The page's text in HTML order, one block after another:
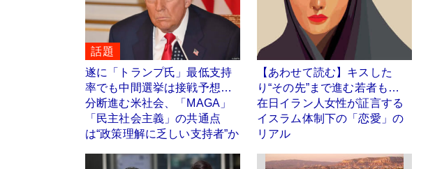
話題
遂に「トランプ氏」最低支持
率でも中間選挙は接戦予想…
分断進む米社会、「MAGA」
「民主社会主義」の共通点
は“政策理解に乏しい支持者”か
【あわせて読む】キスした
り“その先”まで進む若者も…
在日イラン人女性が証言する
イスラム体制下の「恋愛」の
リアル